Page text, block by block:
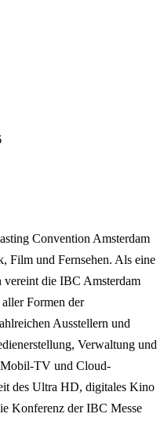
Convention Amsterdam
Film und Fernsehen. Als eine
vereint die IBC Amsterdam
Formen der
Ausstellern und
Verwaltung und
TV und Cloud-
des Ultra HD, digitales Kino
Konferenz der IBC Messe